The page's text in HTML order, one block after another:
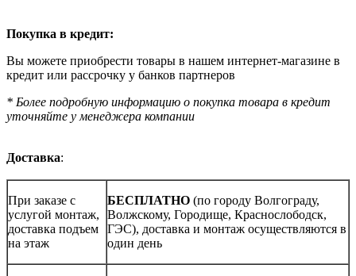
Покупка в кредит:
Вы можете приобрести товары в нашем интернет-магазине в
кредит или рассрочку у банков партнеров
* Более подробную информацию о покупка товара в кредит
уточняйте у менеджера компании
Доставка:
При заказе с
услугой монтаж,
доставка подъем
на этаж
БЕСПЛАТНО (по городу Волгограду,
Волжскому, Городище, Краснослободск,
ГЭС), доставка и монтаж осуществляются в
один день